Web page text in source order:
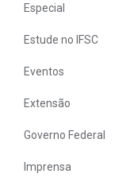
Especial
Estude no IFSC
Eventos
Extensão
Governo Federal
Imprensa